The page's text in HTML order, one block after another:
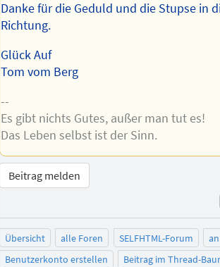
Danke für die Geduld und die Stupse in
Richtung.
Glück Auf
Tom vom Berg
--
Es gibt nichts Gutes, außer man tut es!
Das Leben selbst ist der Sinn.
Beitrag melden
Übersicht alle Foren SELFHTML-Forum
Benutzerkonto erstellen
Beitrag im Thread-